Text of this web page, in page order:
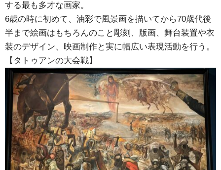
する最も多才な画家。
6歳の時に初めて、油彩で風景画を描いてから70歳代後
半まで絵画はもちろんのこと彫刻、版画、舞台装置や衣
装のデザイン、映画制作と実に幅広い表現活動を行う。
【タトゥアンの大会戦】